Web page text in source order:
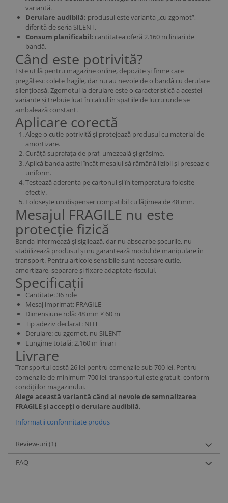
variantă.
Derulare audibilă: produsul este varianta „cu zgomot”,
diferită de seria SILENT.
Consum planificabil: cantitatea oferă 2.160 m liniari de
bandă.
Când este potrivită?
Este utilă pentru magazine online, depozite și firme care
pregătesc colete fragile, dar nu au nevoie de o bandă cu derulare
silențioasă. Zgomotul la derulare este o caracteristică a acestei
variante și trebuie luat în calcul în spațiile de lucru unde se
ambalează constant.
Aplicare corectă
Alege o cutie potrivită și protejează produsul cu material de
amortizare.
Curăță suprafața de praf, umezeală și grăsime.
Aplică banda astfel încât mesajul să rămână lizibil și preseaz-o
uniform.
Testează aderența pe cartonul și în temperatura folosite
efectiv.
Folosește un dispenser compatibil cu lățimea de 48 mm.
Mesajul FRAGILE nu este
protecție fizică
Banda informează și sigilează, dar nu absoarbe șocurile, nu
stabilizează produsul și nu garantează modul de manipulare în
transport. Pentru articole sensibile sunt necesare cutie,
amortizare, separare și fixare adaptate riscului.
Specificații
Cantitate: 36 role
Mesaj imprimat: FRAGILE
Dimensiune rolă: 48 mm × 60 m
Tip adeziv declarat: NHT
Derulare: cu zgomot, nu SILENT
Lungime totală: 2.160 m liniari
Livrare
Transportul costă 26 lei pentru comenzile sub 700 lei. Pentru
comenzile de minimum 700 lei, transportul este gratuit, conform
condițiilor magazinului.
Alege această variantă când ai nevoie de semnalizarea
FRAGILE și accepți o derulare audibilă.
Informatii conformitate produs
Review-uri (1)
FAQ